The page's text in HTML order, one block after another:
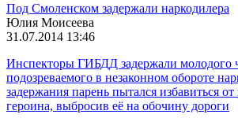
Под Смоленском задержали наркодилера
Юлия Моисеева
31.07.2014 13:46
Инспекторы ГИБДД задержали молодого
подозреваемого в незаконном обороте
задержания парень пытался избавиться
героина, выбросив её на обочину дороги